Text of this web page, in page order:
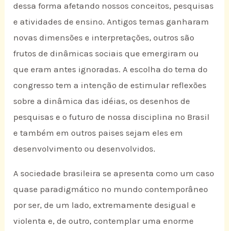
dessa forma afetando nossos conceitos, pesquisas
e atividades de ensino. Antigos temas ganharam
novas dimensões e interpretações, outros são
frutos de dinâmicas sociais que emergiram ou
que eram antes ignoradas. A escolha do tema do
congresso tem a intenção de estimular reflexões
sobre a dinâmica das idéias, os desenhos de
pesquisas e o futuro de nossa disciplina no Brasil
e também em outros paises sejam eles em
desenvolvimento ou desenvolvidos.
A sociedade brasileira se apresenta como um caso
quase paradigmático no mundo contemporâneo
por ser, de um lado, extremamente desigual e
violenta e, de outro, contemplar uma enorme